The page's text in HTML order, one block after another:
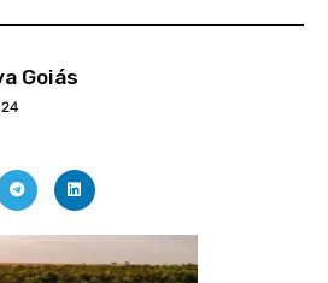
Goiás